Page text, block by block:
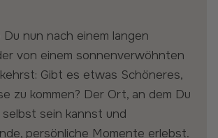
von einem sonnenverwöhnten
Gibt es etwas Schöneres,
zu kommen? Der Ort, an dem Du
sein kannst und
persönliche Momente erlebst.